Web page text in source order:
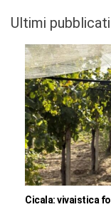
Ultimi pubblicati
Cicala: vivaistica